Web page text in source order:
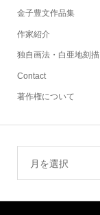
金子豊文作品集
作家紹介
独自画法・白亜地刻描
Contact
著作権について
月を選択